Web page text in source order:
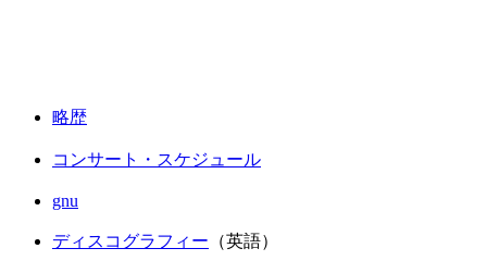
略歴
コンサート・スケジュール
gnu
ディスコグラフィー （英語）